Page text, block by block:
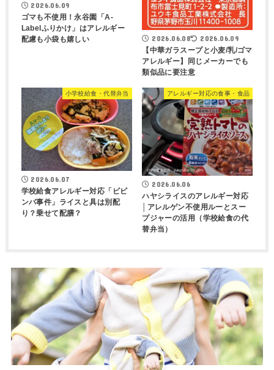
2026.06.09
ゴマも不使用！永谷園「A-
Labelふりかけ」はアレルギー
配慮も小袋も嬉しい
2026.06.08 2026.06.09
【中華ガラスープと小麦/乳/ゴマ
アレルギー】同じメーカーでも
類似品に要注意
小学校給食・代替弁当
2026.06.07
学校給食アレルギー対応「ビビ
ンバ事件」ライスと具は別配
り？乗せて配膳？
アレルギー対応の食事・食品
2026.06.06
ハヤシライスのアレルギー対応
│アレルゲン不使用ルーとスー
プジャーの活用（学校給食の代
替弁当）